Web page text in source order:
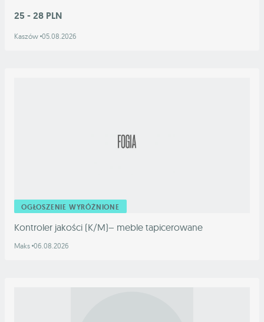
25 - 28 PLN
Kaszów 05.08.2026
OGŁOSZENIE WYRÓŻNIONE
Kontroler jakości (K/M)– meble tapicerowane
Maks 06.08.2026